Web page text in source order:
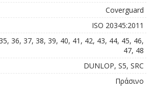
Coverguard
ISO 20345:2011
36, 37, 38, 39, 40, 41, 42, 43, 44, 45, 46,
47, 48
DUNLOP, S5, SRC
Πράσινο